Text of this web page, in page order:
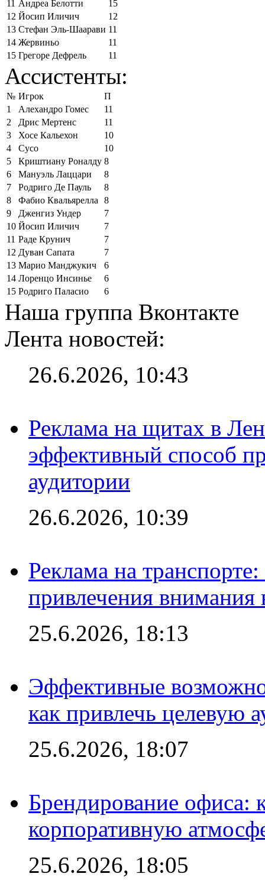
11 Андреа Белотти
15
12 Йосип Иличич
12
13 Стефан Эль-Шаарави 11
14 Жервиньо
11
15 Грегоре Дефрель 11
Ассистенты:
№ Игрок
П
1
Алехандро Гомес
11
2
Дрис Мертенс
11
3
Хосе Кальехон
10
4
Сусо
10
5
Криштиану Роналду 8
6
Мануэль Лаццари
8
7
Родриго Де Пауль
8
8
Фабио Квальярелла
8
9
Дженгиз Ундер
7
10 Йосип Иличич
7
11 Раде Крунич
7
12 Дуван Сапата
7
13 Марио Манджукич
6
14 Лоренцо Инсинье
6
15 Родриго Паласио 6
Наша группа Вконтакте
Лента новостей:
26.6.2026, 10:43
Реклама на щитах в
эффективный способ
аудитории
26.6.2026, 10:39
Реклама на
привлечения внимания
25.6.2026, 18:13
Эффективные
как привлечь целевую
25.6.2026, 18:07
Брендирование офиса:
корпоративную
25.6.2026, 18:05